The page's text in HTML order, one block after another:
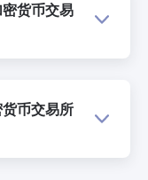
货币交易
币交易所